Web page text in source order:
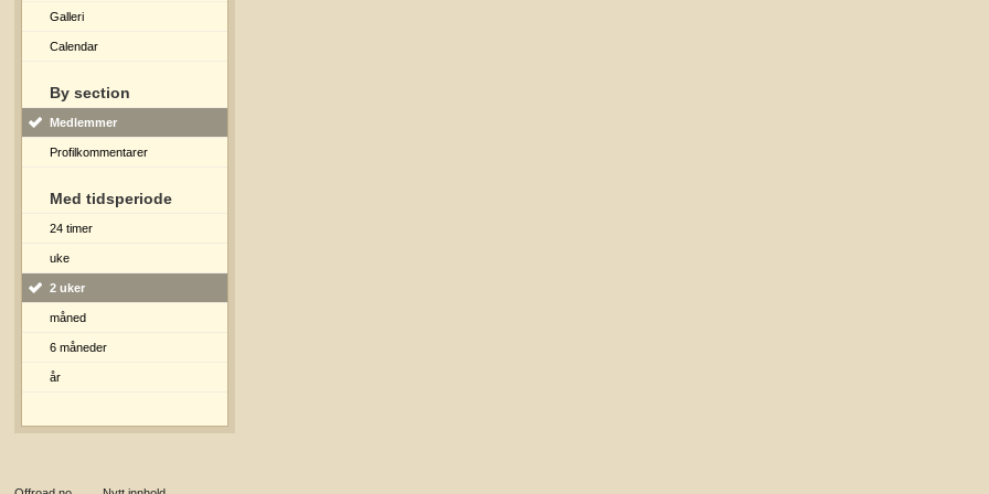
Galleri
Calendar
By section
Medlemmer
Profilkommentarer
Med tidsperiode
24 timer
uke
2 uker
måned
6 måneder
år